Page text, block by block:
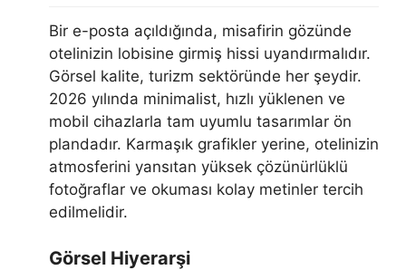
Bir e-posta açıldığında, misafirin gözünde
otelinizin lobisine girmiş hissi uyandırmalıdır.
Görsel kalite, turizm sektöründe her şeydir.
2026 yılında minimalist, hızlı yüklenen ve
mobil cihazlarla tam uyumlu tasarımlar ön
plandadır. Karmaşık grafikler yerine, otelinizin
atmosferini yansıtan yüksek çözünürlüklü
fotoğraflar ve okuması kolay metinler tercih
edilmelidir.
Görsel Hiyerarşi